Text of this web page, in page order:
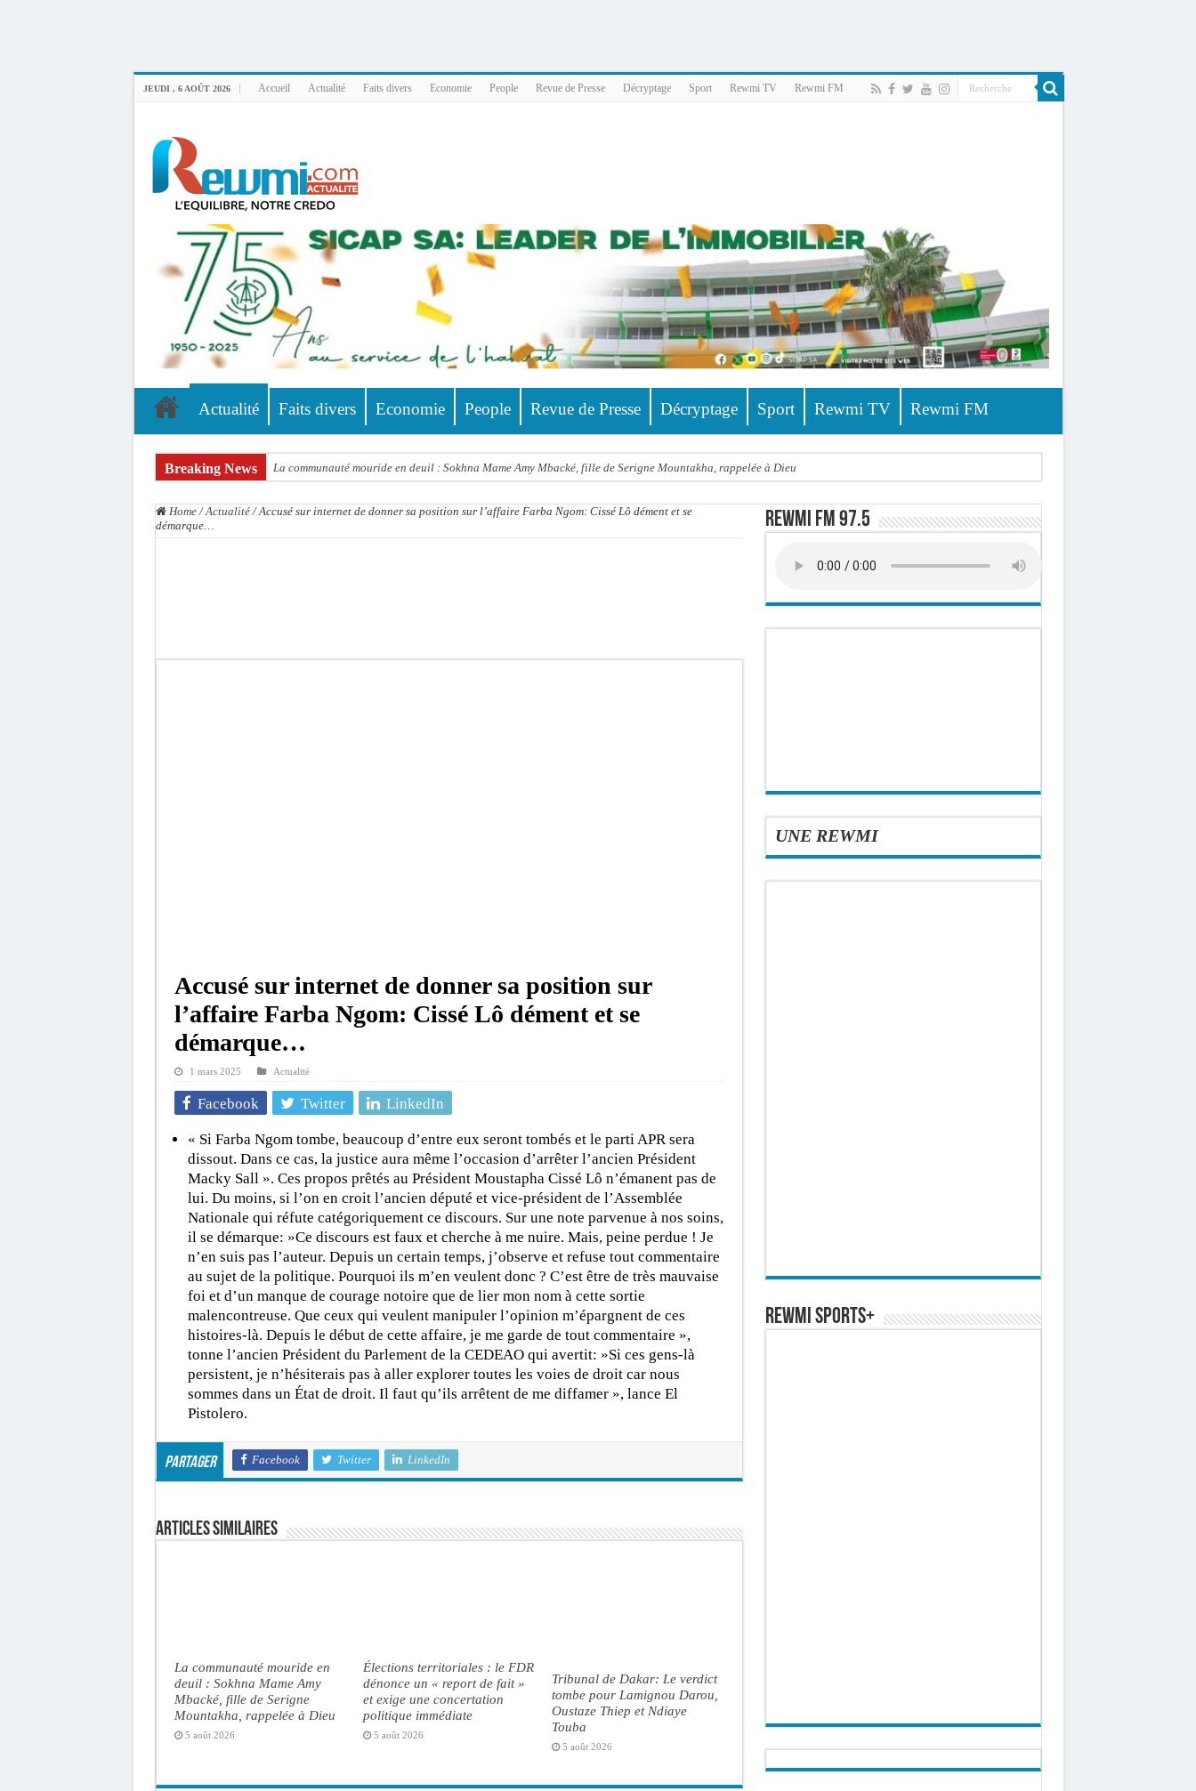
JEUDI , 6 AOÛT 2026 Accueil Actualité Faits divers Economie People Revue de Presse Décryptage Sport Rewmi TV Rewmi FM
Actualité Faits divers Economie People Revue de Presse Décryptage Sport Rewmi TV Rewmi FM
Breaking News La communauté mouride en deuil : Sokhna Mame Amy Mbacké, fille de Serigne Mountakha, rappelée à Dieu
Home / Actualité / Accusé sur internet de donner sa position sur l’affaire Farba Ngom: Cissé Lô dément et se
démarque…
Accusé sur internet de donner sa position sur
l’affaire Farba Ngom: Cissé Lô dément et se
démarque…
1 mars 2025 Actualité
Facebook Twitter LinkedIn
« Si Farba Ngom tombe, beaucoup d’entre eux seront tombés et le parti APR sera
dissout. Dans ce cas, la justice aura même l’occasion d’arrêter l’ancien Président
Macky Sall ». Ces propos prêtés au Président Moustapha Cissé Lô n’émanent pas de
lui. Du moins, si l’on en croit l’ancien député et vice-président de l’Assemblée
Nationale qui réfute catégoriquement ce discours. Sur une note parvenue à nos soins,
il se démarque: »Ce discours est faux et cherche à me nuire. Mais, peine perdue ! Je
n’en suis pas l’auteur. Depuis un certain temps, j’observe et refuse tout commentaire
au sujet de la politique. Pourquoi ils m’en veulent donc ? C’est être de très mauvaise
foi et d’un manque de courage notoire que de lier mon nom à cette sortie
malencontreuse. Que ceux qui veulent manipuler l’opinion m’épargnent de ces
histoires-là. Depuis le début de cette affaire, je me garde de tout commentaire »,
tonne l’ancien Président du Parlement de la CEDEAO qui avertit: »Si ces gens-là
persistent, je n’hésiterais pas à aller explorer toutes les voies de droit car nous
sommes dans un État de droit. Il faut qu’ils arrêtent de me diffamer », lance El
Pistolero.
Partager Facebook Twitter LinkedIn
Articles similaires
La communauté mouride en
deuil : Sokhna Mame Amy
Mbacké, fille de Serigne
Mountakha, rappelée à Dieu
5 août 2026
Élections territoriales : le FDR
dénonce un « report de fait »
et exige une concertation
politique immédiate
5 août 2026
Tribunal de Dakar: Le verdict
tombe pour Lamignou Darou,
Oustaze Thiep et Ndiaye
Touba
5 août 2026
Rewmi FM 97.5
UNE REWMI
REWMI SPORTS+